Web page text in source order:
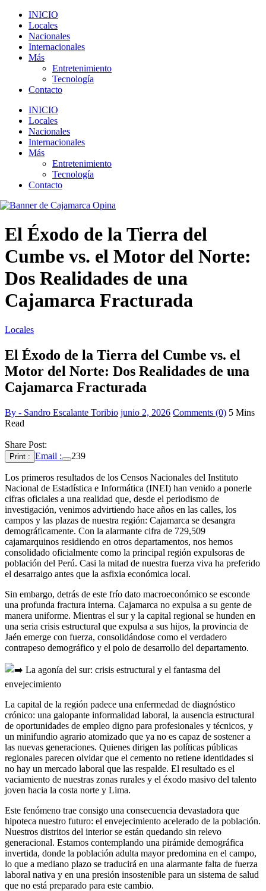
INICIO
Locales
Nacionales
Internacionales
Más
Entretenimiento
Tecnología
Contacto
INICIO
Locales
Nacionales
Internacionales
Más
Entretenimiento
Tecnología
Contacto
El Éxodo de la Tierra del
Cumbe vs. el Motor del Norte:
Dos Realidades de una
Cajamarca Fracturada
Locales
El Éxodo de la Tierra del Cumbe vs. el
Motor del Norte: Dos Realidades de una
Cajamarca Fracturada
By - Sandro Escalante Toribio junio 2, 2026 Comments (0) 5 Mins
Read
Share Post:
Print : Email : 239
Los primeros resultados de los Censos Nacionales del Instituto
Nacional de Estadística e Informática (INEI) han venido a ponerle
cifras oficiales a una realidad que, desde el periodismo de
investigación, venimos advirtiendo hace años en las calles, los
campos y las plazas de nuestra región: Cajamarca se desangra
demográficamente. Con la alarmante cifra de 729,509
cajamarquinos residiendo en otros departamentos, nos hemos
consolidado oficialmente como la principal región expulsoras de
población del Perú. Casi la mitad de nuestra fuerza viva ha preferido
el desarraigo antes que la asfixia económica local.
Sin embargo, detrás de este frío dato macroeconómico se esconde
una profunda fractura interna. Cajamarca no expulsa a su gente de
manera uniforme. Mientras el sur y la capital regional se hunden en
una seria crisis estructural que expulsa a sus hijos, la provincia de
Jaén emerge con fuerza, consolidándose como el verdadero
contrapeso demográfico y el polo de desarrollo del departamento.
La agonía del sur: crisis estructural y el fantasma del
envejecimiento
La capital de la región padece una enfermedad de diagnóstico
crónico: una galopante informalidad laboral, la ausencia estructural
de oportunidades de empleo digno para profesionales y técnicos, y
un minifundio agrario atomizado que ya no es capaz de sostener a
las nuevas generaciones. Quienes dirigen las políticas públicas
regionales parecen olvidar que el cemento no retiene identidades si
no hay un mercado laboral que las respalde. El resultado es el
vaciamiento de nuestras zonas rurales y el éxodo masivo del talento
joven hacia la costa norte y Lima.
Este fenómeno trae consigo una consecuencia devastadora que
hipoteca nuestro futuro: el envejecimiento acelerado de la población.
Nuestros distritos del interior se están quedando sin relevo
generacional. Estamos contemplando una pirámide demográfica
invertida, donde la población adulta mayor predomina en el campo,
lo que a mediano plazo se traducirá en una alarmante falta de fuerza
laboral nativa y en una presión insostenible para un sistema de salud
que no está preparado para este cambio.